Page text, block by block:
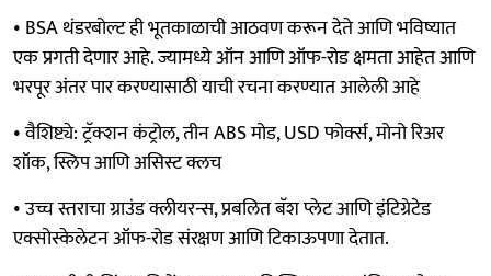
• BSA थंडरबोल्ट ही भूतकाळाची आठवण करून देते आणि भविष्यात
एक प्रगती देणार आहे. ज्यामध्ये ऑन आणि ऑफ-रोड क्षमता आहेत आणि
भरपूर अंतर पार करण्यासाठी याची रचना करण्यात आलेली आहे
• वैशिष्ट्ये: ट्रॅक्शन कंट्रोल, तीन ABS मोड, USD फोर्क्स, मोनो रिअर
शॉक, स्लिप आणि असिस्ट क्लच
• उच्च स्तराचा ग्राउंड क्लीयरन्स, प्रबलित बॅश प्लेट आणि इंटिग्रेटेड
एक्सोस्केलेटन ऑफ-रोड संरक्षण आणि टिकाऊपणा देतात.